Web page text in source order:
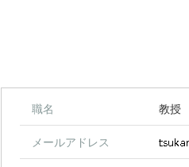
職名 教授
メールアドレス